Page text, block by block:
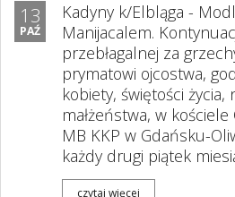
13
PAŹ
Kadyny k/Elbląga -
Manijacalem.
przebłagalnej za
prymatowi ojcostwa,
kobiety, świętości
małżeństwa, w
MB KKP w Gdańsku-
każdy drugi piątek
czytaj więcej